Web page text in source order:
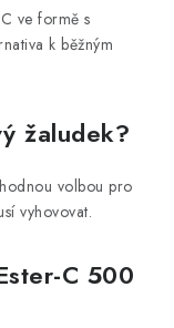
ve formě s
k běžným
žaludek?
volbou pro
vyhovovat.
C 500